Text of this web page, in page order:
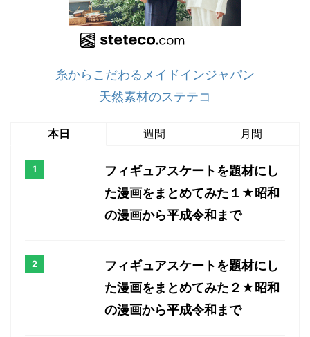
糸からこだわるメイドインジャパン
天然素材のステテコ
本日 週間 月間
フィギュアスケートを題材にし
た漫画をまとめてみた１★昭和
の漫画から平成令和まで
フィギュアスケートを題材にし
た漫画をまとめてみた２★昭和
の漫画から平成令和まで